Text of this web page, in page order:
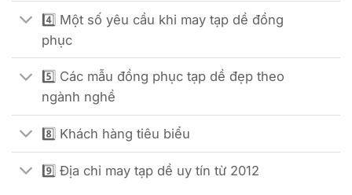
4️⃣ Một số yêu cầu khi may tạp dề đồng
phục
5️⃣ Các mẫu đồng phục tạp dề đẹp theo
ngành nghề
8️⃣ Khách hàng tiêu biểu
9️⃣ Địa chỉ may tạp dề uy tín từ 2012